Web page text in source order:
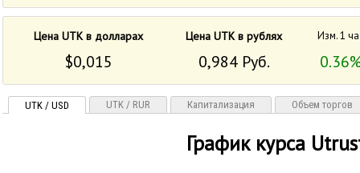
Цена UTK в долларах Цена UTK в рублях Изм. 1
$0,015 0,984 Руб.
UTK / USD UTK / RUR Капитализация Объем торгов
График курса